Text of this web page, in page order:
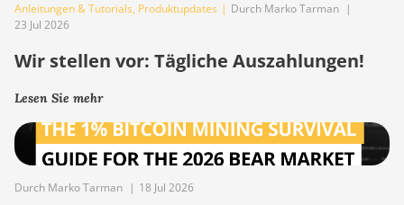
Anleitungen & Tutorials, Produktupdates | Durch Marko Tarman |
23 Jul 2026
Wir stellen vor: Tägliche Auszahlungen!
Lesen Sie mehr
Durch Marko Tarman | 18 Jul 2026